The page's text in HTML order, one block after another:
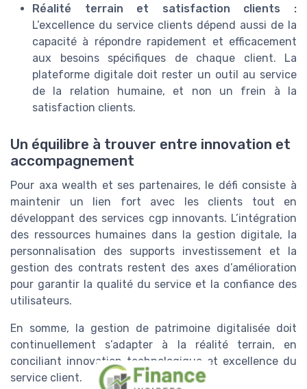
Réalité terrain et satisfaction clients :
L’excellence du service clients dépend aussi de la
capacité à répondre rapidement et efficacement
aux besoins spécifiques de chaque client. La
plateforme digitale doit rester un outil au service
de la relation humaine, et non un frein à la
satisfaction clients.
Un équilibre à trouver entre innovation et
accompagnement
Pour axa wealth et ses partenaires, le défi consiste à
maintenir un lien fort avec les clients tout en
développant des services cgp innovants. L’intégration
des ressources humaines dans la gestion digitale, la
personnalisation des supports investissement et la
gestion des contrats restent des axes d’amélioration
pour garantir la qualité du service et la confiance des
utilisateurs.
En somme, la gestion de patrimoine digitalisée doit
continuellement s’adapter à la réalité terrain, en
conciliant innovation technologique et excellence du
service client.